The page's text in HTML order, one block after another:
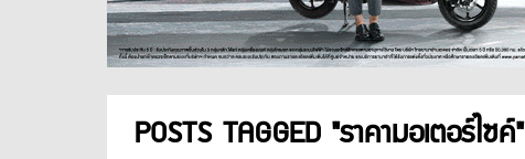
POSTS TAGGED "ราคามอเตอร์ไซค์"